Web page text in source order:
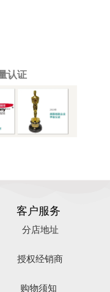
认证
客户服务
分店地址
授权经销商
购物须知